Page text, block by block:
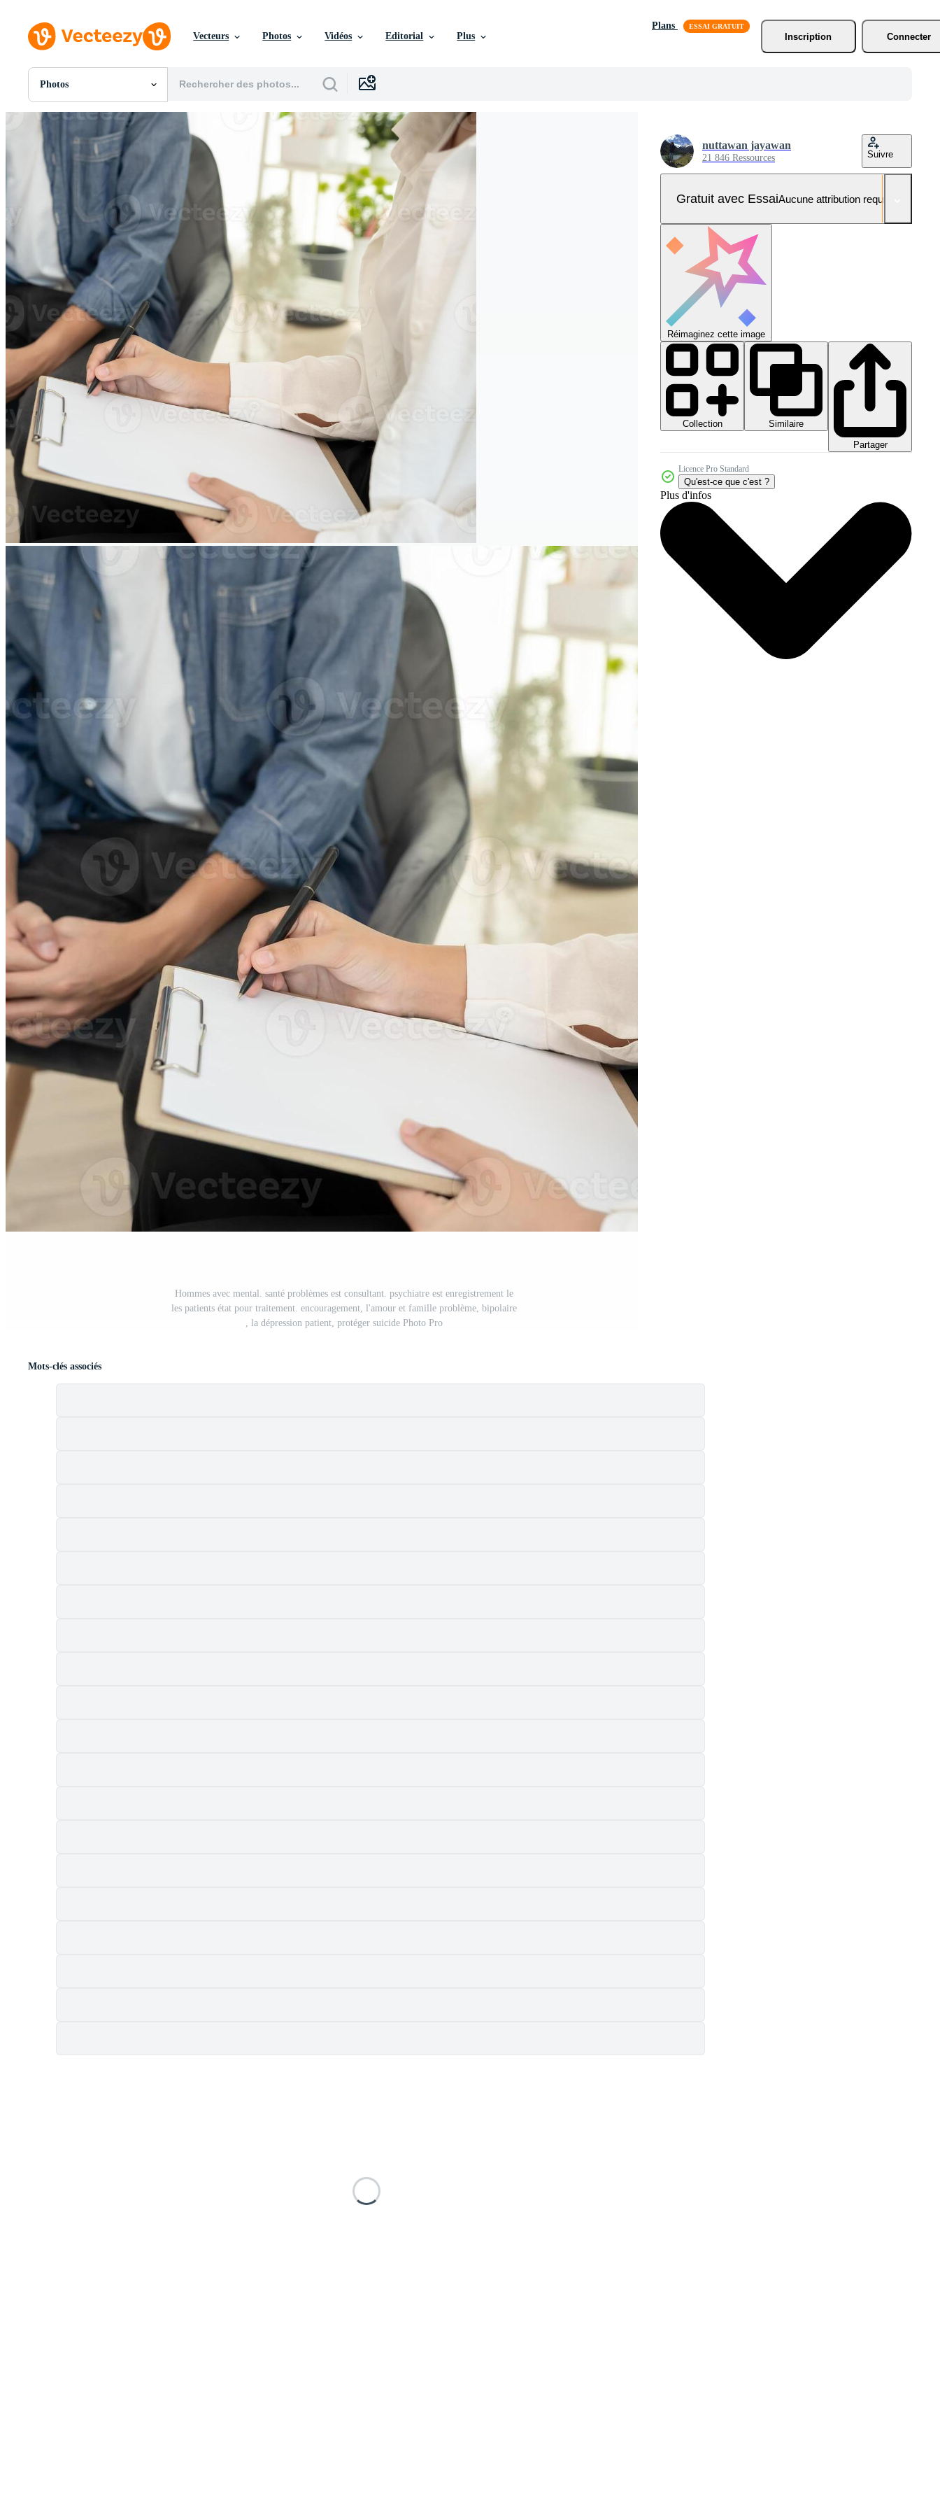
Vecteurs Photos Vidéos Editorial Plus
Plans
Inscription
Connecter
Photos
Toutes Images
Photos
Motion graphics
Images Éditoriales
Événements Éditoriaux
Hommes avec mental. santé problèmes est consultant. psychiatre est enregistrement le
les patients état pour traitement. encouragement, l'amour et famille problème, bipolaire
, la dépression patient, protéger suicide Photo Pro
nuttawan jayawan
21 846 Ressources Suivre
Gratuit avec EssaiAucune attribution requise
Réimaginez cette image
Collection
Similaire
Partager
Licence Pro Standard
Qu'est-ce que c'est ?
Plus d'infos
Mots-clés associés